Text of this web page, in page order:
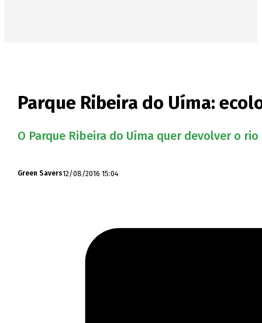
Parque Ribeira do Uíma:
O Parque Ribeira do Uíma quer devolver o
Green Savers12/08/2016 15:04